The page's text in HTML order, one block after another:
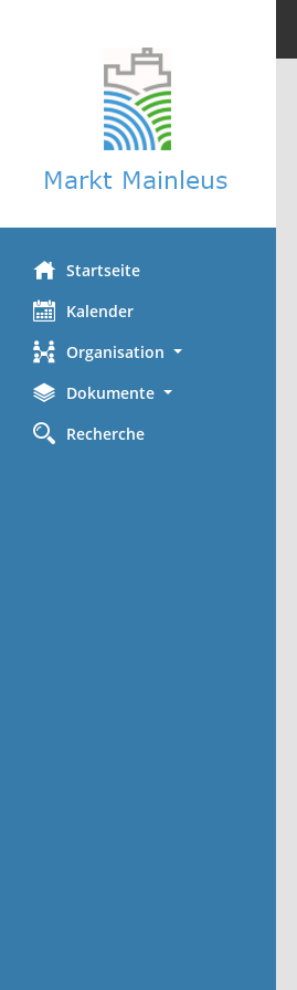
Startseite
Kalender
Organisation
Dokumente
Recherche